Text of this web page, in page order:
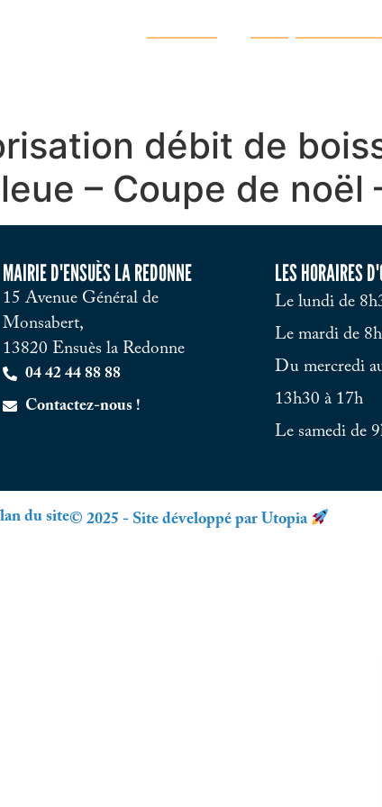
débit de
– Coupe de noël
MAIRIE D'ENSUÈS LA REDONNE
15 Avenue Général de
Monsabert,
13820 Ensuès la Redonne
04 42 44 88 88
Contactez-nous !
LES HORAIRES
Le lundi de
Le mardi de
Du mercredi
13h30 à 17h
Le samedi de
du site© 2025 - Site développé par Utopia